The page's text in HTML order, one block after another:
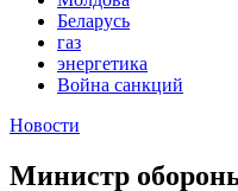
Беларусь
газ
энергетика
Война санкций
Новости
Министр